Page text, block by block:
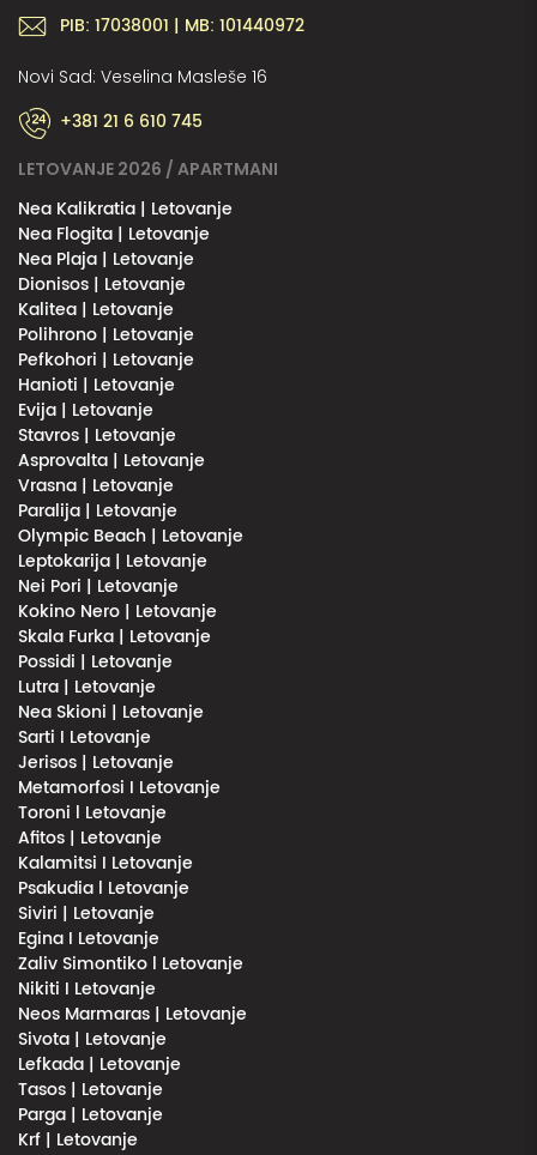
PIB: 17038001 | MB: 101440972
Novi Sad: Veselina Masleše 16
+381 21 6 610 745
LETOVANJE 2026 / APARTMANI
Nea Kalikratia | Letovanje
Nea Flogita | Letovanje
Nea Plaja | Letovanje
Dionisos | Letovanje
Kalitea | Letovanje
Polihrono | Letovanje
Pefkohori | Letovanje
Hanioti | Letovanje
Evija | Letovanje
Stavros | Letovanje
Asprovalta | Letovanje
Vrasna | Letovanje
Paralija | Letovanje
Olympic Beach | Letovanje
Leptokarija | Letovanje
Nei Pori | Letovanje
Kokino Nero | Letovanje
Skala Furka | Letovanje
Possidi | Letovanje
Lutra | Letovanje
Nea Skioni | Letovanje
Sarti I Letovanje
Jerisos | Letovanje
Metamorfosi I Letovanje
Toroni l Letovanje
Afitos | Letovanje
Kalamitsi I Letovanje
Psakudia l Letovanje
Siviri | Letovanje
Egina I Letovanje
Zaliv Simontiko l Letovanje
Nikiti I Letovanje
Neos Marmaras | Letovanje
Sivota | Letovanje
Lefkada | Letovanje
Tasos | Letovanje
Parga | Letovanje
Krf | Letovanje